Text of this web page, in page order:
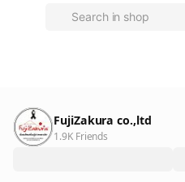
FujiZakura co.,ltd
1.9K Friends